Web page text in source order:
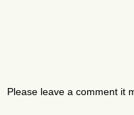
Please leave a comment it